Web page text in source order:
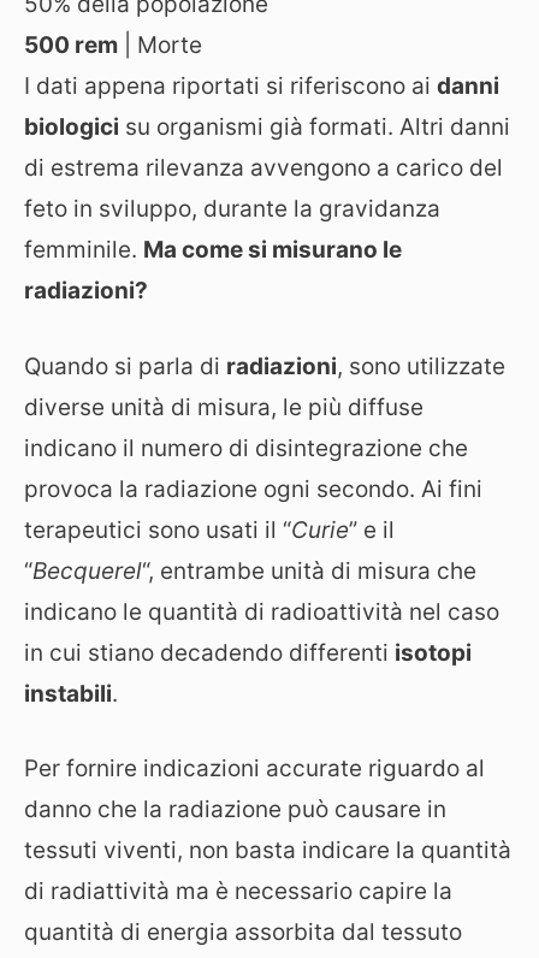
500 rem | Morte
I dati appena riportati si riferiscono ai danni
biologici su organismi già formati. Altri danni
di estrema rilevanza avvengono a carico del
feto in sviluppo, durante la gravidanza
femminile. Ma come si misurano le
radiazioni?
Quando si parla di radiazioni, sono utilizzate
diverse unità di misura, le più diffuse
indicano il numero di disintegrazione che
provoca la radiazione ogni secondo. Ai fini
terapeutici sono usati il “Curie” e il
“Becquerel“, entrambe unità di misura che
indicano le quantità di radioattività nel caso
in cui stiano decadendo differenti isotopi
instabili.
Per fornire indicazioni accurate riguardo al
danno che la radiazione può causare in
tessuti viventi, non basta indicare la quantità
di radiattività ma è necessario capire la
quantità di energia assorbita dal tessuto